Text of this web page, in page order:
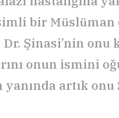
bir
Şinasi’nin onu
onun ismini
artık onu